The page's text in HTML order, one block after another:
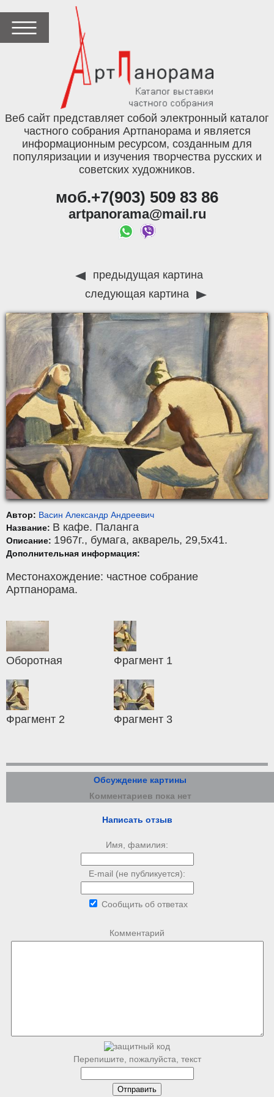
Веб сайт представляет собой электронный каталог
частного собрания Артпанорама и является
информационным ресурсом, созданным для
популяризации и изучения творчества русских и
советских художников.
моб.+7(903) 509 83 86
artpanorama@mail.ru
предыдущая картина
следующая картина
Автор: Васин Александр Андреевич
Название: В кафе. Паланга
Описание: 1967г., бумага, акварель, 29,5x41.
Дополнительная информация:
Местонахождение: частное собрание
Артпанорама.
Оборотная Фрагмент 1
Фрагмент 2 Фрагмент 3
Обсуждение картины
Комментариев пока нет
Написать отзыв
Имя, фамилия:
E-mail (не публикуется):
Сообщить об ответах
Комментарий
Перепишите, пожалуйста, текст